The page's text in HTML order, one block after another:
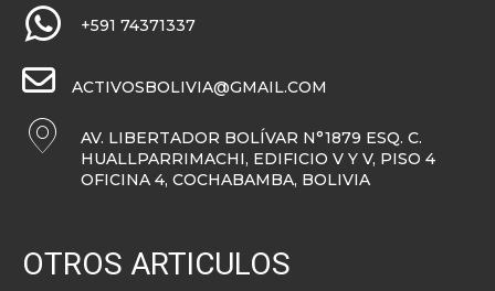
+591 74371337
ACTIVOSBOLIVIA@GMAIL.COM
AV. LIBERTADOR BOLÍVAR N°1879 ESQ. C.
HUALLPARRIMACHI, EDIFICIO V Y V, PISO 4
OFICINA 4, COCHABAMBA, BOLIVIA
OTROS ARTICULOS